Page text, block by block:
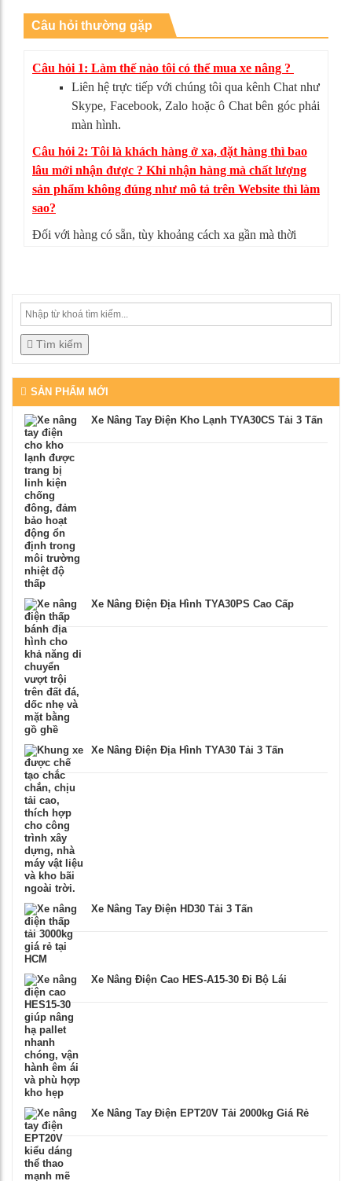
Câu hỏi thường gặp
Câu hỏi 1: Làm thế nào tôi có thể mua xe nâng ?
Liên hệ trực tiếp với chúng tôi qua kênh Chat như
Skype, Facebook, Zalo hoặc ô Chat bên góc phải
màn hình.
Câu hỏi 2: Tôi là khách hàng ở xa, đặt hàng thì bao
lâu mới nhận được ? Khi nhận hàng mà chất lượng
sản phẩm không đúng như mô tả trên Website thì làm
sao?
Đối với hàng có sẵn, tùy khoảng cách xa gần mà thời
Tìm kiếm
SẢN PHẨM MỚI
Xe Nâng Tay Điện Kho Lạnh TYA30CS Tải 3 Tấn
Xe Nâng Điện Địa Hình TYA30PS Cao Cấp
Xe Nâng Điện Địa Hình TYA30 Tải 3 Tấn
Xe Nâng Tay Điện HD30 Tải 3 Tấn
Xe Nâng Điện Cao HES-A15-30 Đi Bộ Lái
Xe Nâng Tay Điện EPT20V Tải 2000kg Giá Rẻ